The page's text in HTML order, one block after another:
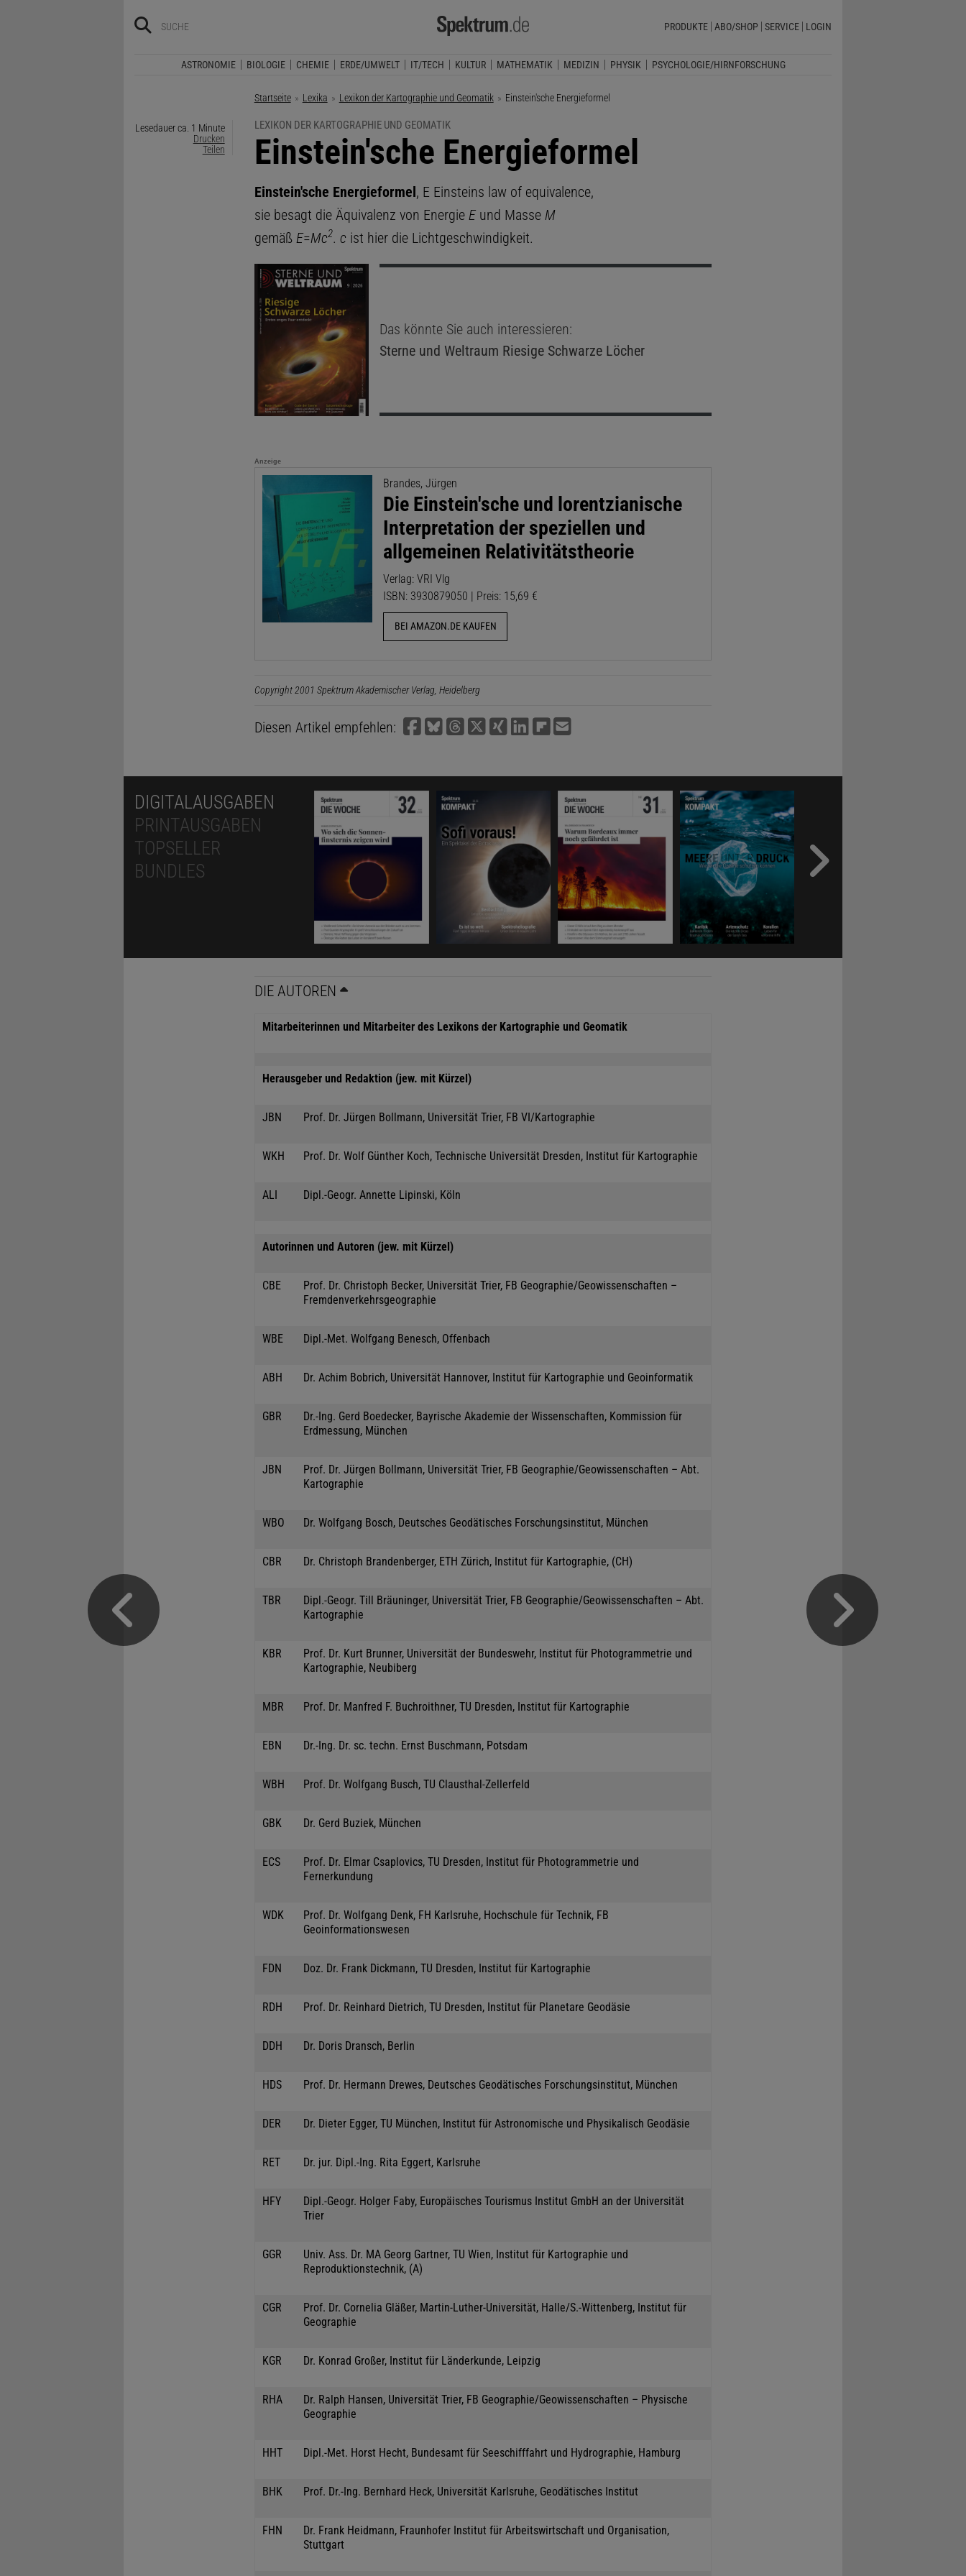
PRODUKTE ABO/SHOP SERVICE LOGIN
ASTRONOMIE BIOLOGIE CHEMIE ERDE/UMWELT IT/TECH KULTUR MATHEMATIK MEDIZIN PHYSIK PSYCHOLOGIE/HIRNFORSCHUNG
Startseite Lexika Lexikon der Kartographie und Geomatik Aktuelle Seite:
Einstein'sche Energieformel
Lesedauer ca. 1 Minute
Drucken
Teilen
LEXIKON DER KARTOGRAPHIE UND GEOMATIK
:
Einstein'sche Energieformel
Einstein'sche Energieformel, E Einsteins law of equivalence,
sie besagt die Äquivalenz von Energie Eund Masse M
gemäß E=Mc2. c ist hier die Lichtgeschwindigkeit.
Das könnte Sie auch interessieren:
Sterne und Weltraum Riesige Schwarze Löcher
Anzeige
Brandes, Jürgen
Die Einstein'sche und lorentzianische
Interpretation der speziellen und
allgemeinen Relativitätstheorie
Verlag: VRI Vlg
ISBN: 3930879050 | Preis: 15,69 €
BEI AMAZON.DE KAUFEN
Copyright 2001 Spektrum Akademischer Verlag, Heidelberg
Diesen Artikel empfehlen:
DIGITALAUSGABEN
PRINTAUSGABEN
TOPSELLER
BUNDLES
DIE AUTOREN
Mitarbeiterinnen und Mitarbeiter des Lexikons der Kartographie und Geomatik
Herausgeber und Redaktion (jew. mit Kürzel)
JBN Prof. Dr. Jürgen Bollmann, Universität Trier, FB VI/Kartographie
WKH Prof. Dr. Wolf Günther Koch, Technische Universität Dresden, Institut für Kartographie
ALI Dipl.-Geogr. Annette Lipinski, Köln
Autorinnen und Autoren (jew. mit Kürzel)
CBE
Prof. Dr. Christoph Becker, Universität Trier, FB Geographie/Geowissenschaften –
Fremdenverkehrsgeographie
WBE Dipl.-Met. Wolfgang Benesch, Offenbach
ABH Dr. Achim Bobrich, Universität Hannover, Institut für Kartographie und Geoinformatik
GBR
Dr.-Ing. Gerd Boedecker, Bayrische Akademie der Wissenschaften, Kommission für
Erdmessung, München
JBN
Prof. Dr. Jürgen Bollmann, Universität Trier, FB Geographie/Geowissenschaften – Abt.
Kartographie
WBO Dr. Wolfgang Bosch, Deutsches Geodätisches Forschungsinstitut, München
CBR Dr. Christoph Brandenberger, ETH Zürich, Institut für Kartographie, (CH)
TBR
Dipl.-Geogr. Till Bräuninger, Universität Trier, FB Geographie/Geowissenschaften – Abt.
Kartographie
KBR
Prof. Dr. Kurt Brunner, Universität der Bundeswehr, Institut für Photogrammetrie und
Kartographie, Neubiberg
MBR Prof. Dr. Manfred F. Buchroithner, TU Dresden, Institut für Kartographie
EBN Dr.-Ing. Dr. sc. techn. Ernst Buschmann, Potsdam
WBH Prof. Dr. Wolfgang Busch, TU Clausthal-Zellerfeld
GBK Dr. Gerd Buziek, München
ECS
Prof. Dr. Elmar Csaplovics, TU Dresden, Institut für Photogrammetrie und
Fernerkundung
WDK
Prof. Dr. Wolfgang Denk, FH Karlsruhe, Hochschule für Technik, FB
Geoinformationswesen
FDN Doz. Dr. Frank Dickmann, TU Dresden, Institut für Kartographie
RDH Prof. Dr. Reinhard Dietrich, TU Dresden, Institut für Planetare Geodäsie
DDH Dr. Doris Dransch, Berlin
HDS Prof. Dr. Hermann Drewes, Deutsches Geodätisches Forschungsinstitut, München
DER Dr. Dieter Egger, TU München, Institut für Astronomische und Physikalisch Geodäsie
RET Dr. jur. Dipl.-Ing. Rita Eggert, Karlsruhe
HFY
Dipl.-Geogr. Holger Faby, Europäisches Tourismus Institut GmbH an der Universität
Trier
GGR
Univ. Ass. Dr. MA Georg Gartner, TU Wien, Institut für Kartographie und
Reproduktionstechnik, (A)
CGR
Prof. Dr. Cornelia Gläßer, Martin-Luther-Universität, Halle/S.-Wittenberg, Institut für
Geographie
KGR Dr. Konrad Großer, Institut für Länderkunde, Leipzig
RHA
Dr. Ralph Hansen, Universität Trier, FB Geographie/Geowissenschaften – Physische
Geographie
HHT Dipl.-Met. Horst Hecht, Bundesamt für Seeschifffahrt und Hydrographie, Hamburg
BHK Prof. Dr.-Ing. Bernhard Heck, Universität Karlsruhe, Geodätisches Institut
FHN
Dr. Frank Heidmann, Fraunhofer Institut für Arbeitswirtschaft und Organisation,
Stuttgart